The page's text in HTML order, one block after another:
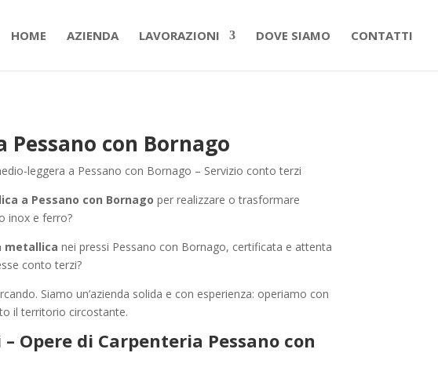
HOME AZIENDA LAVORAZIONI DOVE SIAMO CONTATTI
con Bornago
leggera a Pessano con Bornago – Servizio conto terzi
a Pessano con Bornago per realizzare o trasformare
inox e ferro?
metallica nei pressi Pessano con Bornago, certificata e attenta
conto terzi?
Siamo un’azienda solida e con esperienza: operiamo con
il territorio circostante.
Opere di Carpenteria Pessano con